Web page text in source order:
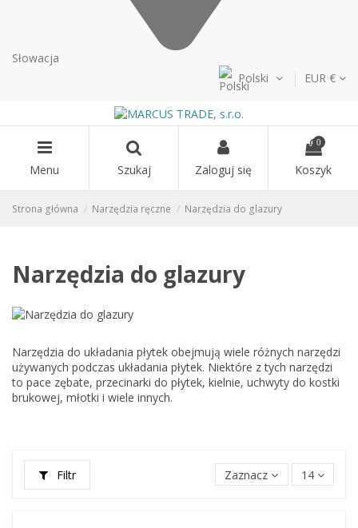
Słowacja
Polski
EUR €
Menu Szukaj Zaloguj się
0
Koszyk
Strona główna Narzędzia ręczne Narzędzia do glazury
Narzędzia do glazury
Narzędzia do układania płytek obejmują wiele różnych narzędzi
używanych podczas układania płytek. Niektóre z tych narzędzi
to pace zębate, przecinarki do płytek, kielnie, uchwyty do kostki
brukowej, młotki i wiele innych.
Filtr Zaznacz 14